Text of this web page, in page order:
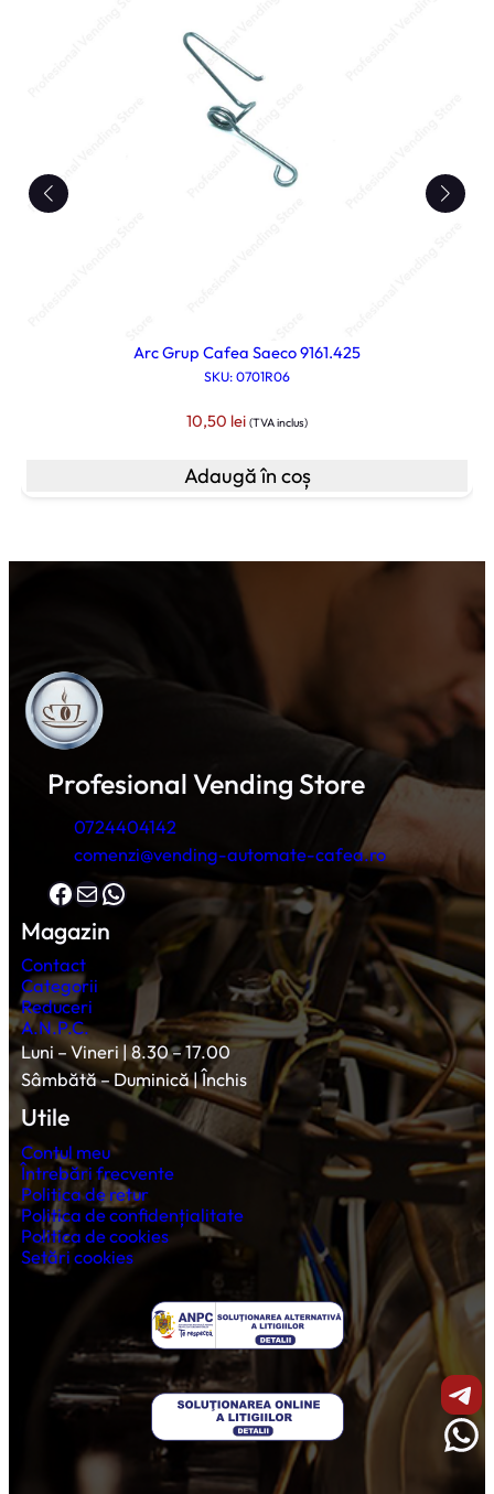
Arc Grup Cafea Saeco 9161.425
SKU: 0701R06
10,50 lei (TVA inclus)
Adaugă în coș
Profesional Vending Store
0724404142
comenzi@vending-automate-cafea.ro
Facebook Mail WhatsApp
Magazin
Contact
Categorii
Reduceri
A.N.P.C.
Luni – Vineri | 8.30 – 17.00
Sâmbătă – Duminică | Închis
Utile
Contul meu
Întrebări frecvente
Politica de retur
Politica de confidențialitate
Politica de cookies
Setări cookies